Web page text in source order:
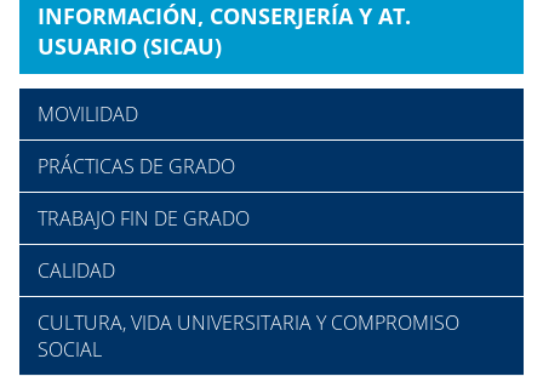
INFORMACIÓN, CONSERJERÍA Y AT.
USUARIO (SICAU)
MOVILIDAD
PRÁCTICAS DE GRADO
TRABAJO FIN DE GRADO
CALIDAD
CULTURA, VIDA UNIVERSITARIA Y COMPROMISO
SOCIAL